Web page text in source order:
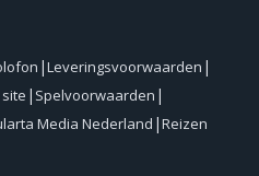
Leveringsvoorwaarden
Spelvoorwaarden
Media Nederland Reizen